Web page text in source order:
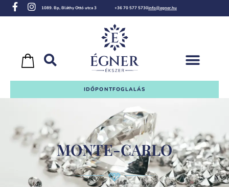
1089. Bp, Bláthy Ottó utca 3 +36 70 577 5730info@egner.hu
IDŐPONTFOGLALÁS
MONTE-CARLO